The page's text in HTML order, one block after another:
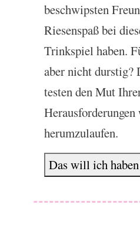
beschwipsten
Riesenspaß bei
Trinkspiel haben.
aber nicht durstig?
testen den Mut
herumzulaufen.
Das will ich